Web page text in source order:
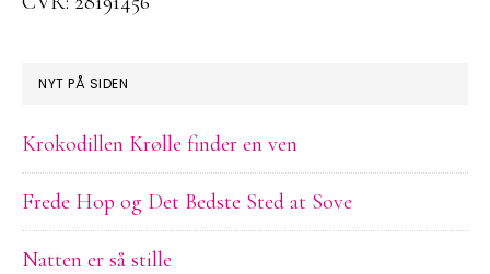
NYT PÅ SIDEN
Krokodillen Krølle finder en ven
Frede Hop og Det Bedste Sted at Sove
Natten er så stille